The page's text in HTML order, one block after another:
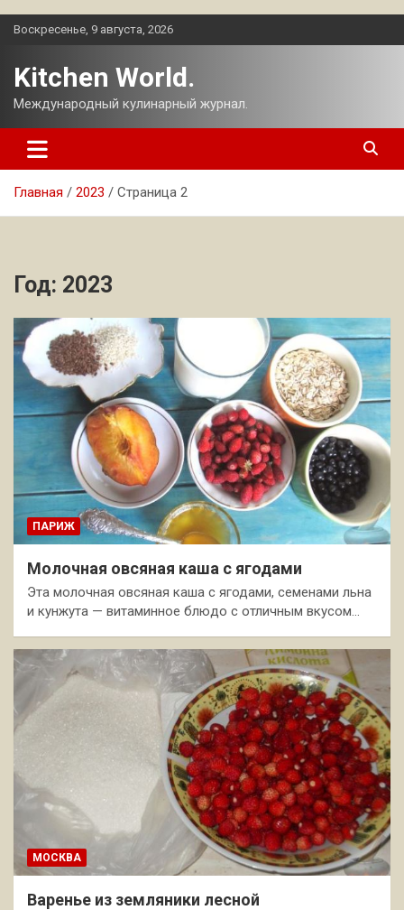
Перейти
Воскресенье, 9 августа, 2026
Kitchen World.
Международный кулинарный журнал.
Главная 2023 Страница 2
Год: 2023
ПАРИЖ
Молочная овсяная каша с ягодами
Эта молочная овсяная каша с ягодами, семенами льна
и кунжута — витаминное блюдо с отличным вкусом…
МОСКВА
Варенье из земляники лесной